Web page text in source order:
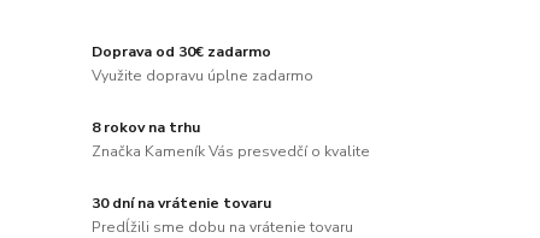
Doprava od 30€ zadarmo
Využite dopravu úplne zadarmo
8 rokov na trhu
Značka Kameník Vás presvedčí o kvalite
30 dní na vrátenie tovaru
Predĺžili sme dobu na vrátenie tovaru